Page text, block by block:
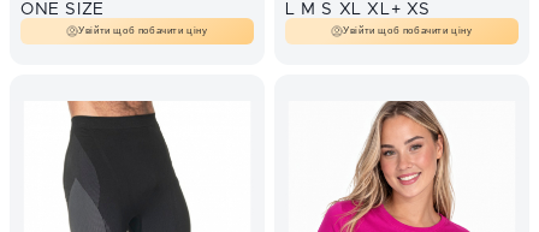
SZARY MELANŻ
ŻÓŁTY NEON
ONE SIZE
Увійти щоб побачити ціну
L M S XL XL+ XS
Увійти щоб побачити ціну